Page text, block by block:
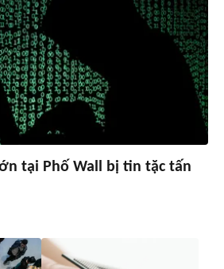
tại Phố Wall bị tin tặc tấn